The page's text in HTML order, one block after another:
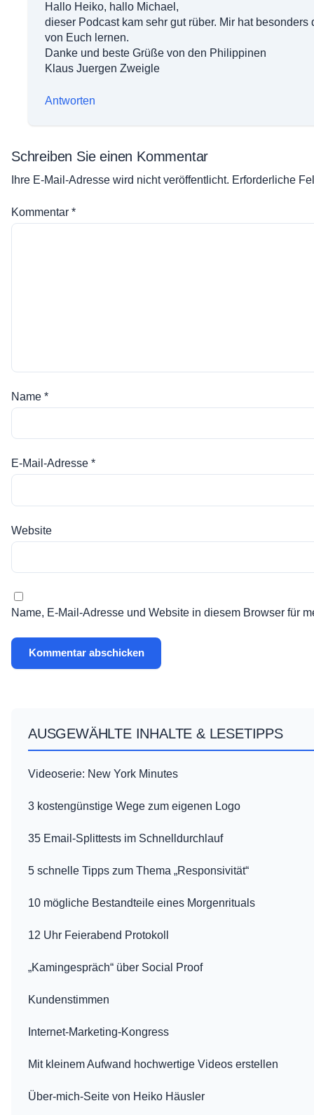
Hallo Heiko, hallo Michael,
dieser Podcast kam sehr gut rüber. Mir hat
von Euch lernen.
Danke und beste Grüße von den Philippinen
Klaus Juergen Zweigle
Antworten
Schreiben Sie einen Kommentar
Ihre E-Mail-Adresse wird nicht veröffentlicht. Erforderliche
Kommentar *
Name *
E-Mail-Adresse *
Website
Name, E-Mail-Adresse und Website in diesem Browser für
AUSGEWÄHLTE INHALTE & LESETIPPS
Videoserie: New York Minutes
3 kostengünstige Wege zum eigenen Logo
35 Email-Splittests im Schnelldurchlauf
5 schnelle Tipps zum Thema „Responsivität“
10 mögliche Bestandteile eines Morgenrituals
12 Uhr Feierabend Protokoll
„Kamingespräch“ über Social Proof
Kundenstimmen
Internet-Marketing-Kongress
Mit kleinem Aufwand hochwertige Videos erstellen
Über-mich-Seite von Heiko Häusler